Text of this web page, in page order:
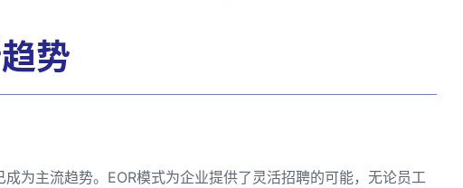
势
为主流趋势。EOR模式为企业提供了灵活招聘的可能，无论员工